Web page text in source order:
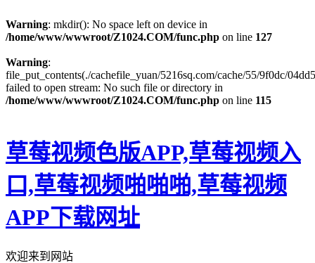
Warning: mkdir(): No space left on device in
/home/www/wwwroot/Z1024.COM/func.php on line 127
Warning:
file_put_contents(./cachefile_yuan/5216sq.com/cache/55/9f0dc/
failed to open stream: No such file or directory in
/home/www/wwwroot/Z1024.COM/func.php on line 115
草莓视频色版APP,草莓视频入
口,草莓视频啪啪啪,草莓视频
APP下载网址
欢迎来到网站